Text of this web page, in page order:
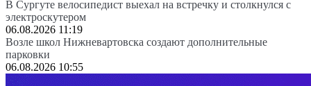
В Сургуте велосипедист выехал на встречку и столкнулся с
электроскутером
06.08.2026 11:19
Возле школ Нижневартовска создают дополнительные
парковки
06.08.2026 10:55